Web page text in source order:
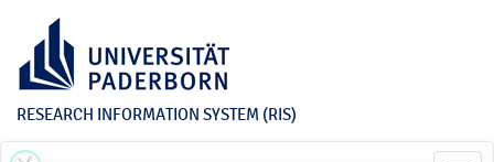
RESEARCH INFORMATION SYSTEM (RIS)